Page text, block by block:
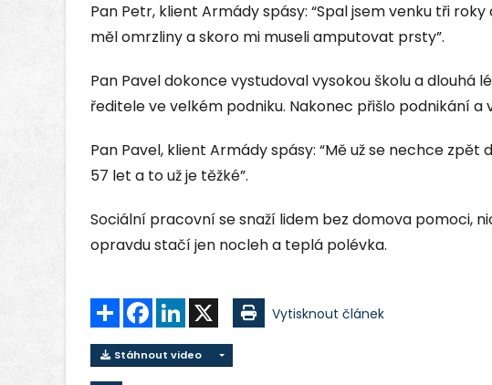
Pan Petr, klient Armády spásy: “Spal jsem venku tři
měl omrzliny a skoro mi museli amputovat prsty”.
Pan Pavel dokonce vystudoval vysokou školu a dlouhá
ředitele ve velkém podniku. Nakonec přišlo podnikání a
Pan Pavel, klient Armády spásy: “Mě už se nechce zpět
57 let a to už je těžké”.
Sociální pracovní se snaží lidem bez domova pomoci,
opravdu stačí jen nocleh a teplá polévka.
Sdílet FacebookLinkedIn Vytisknout článek
Stáhnout video